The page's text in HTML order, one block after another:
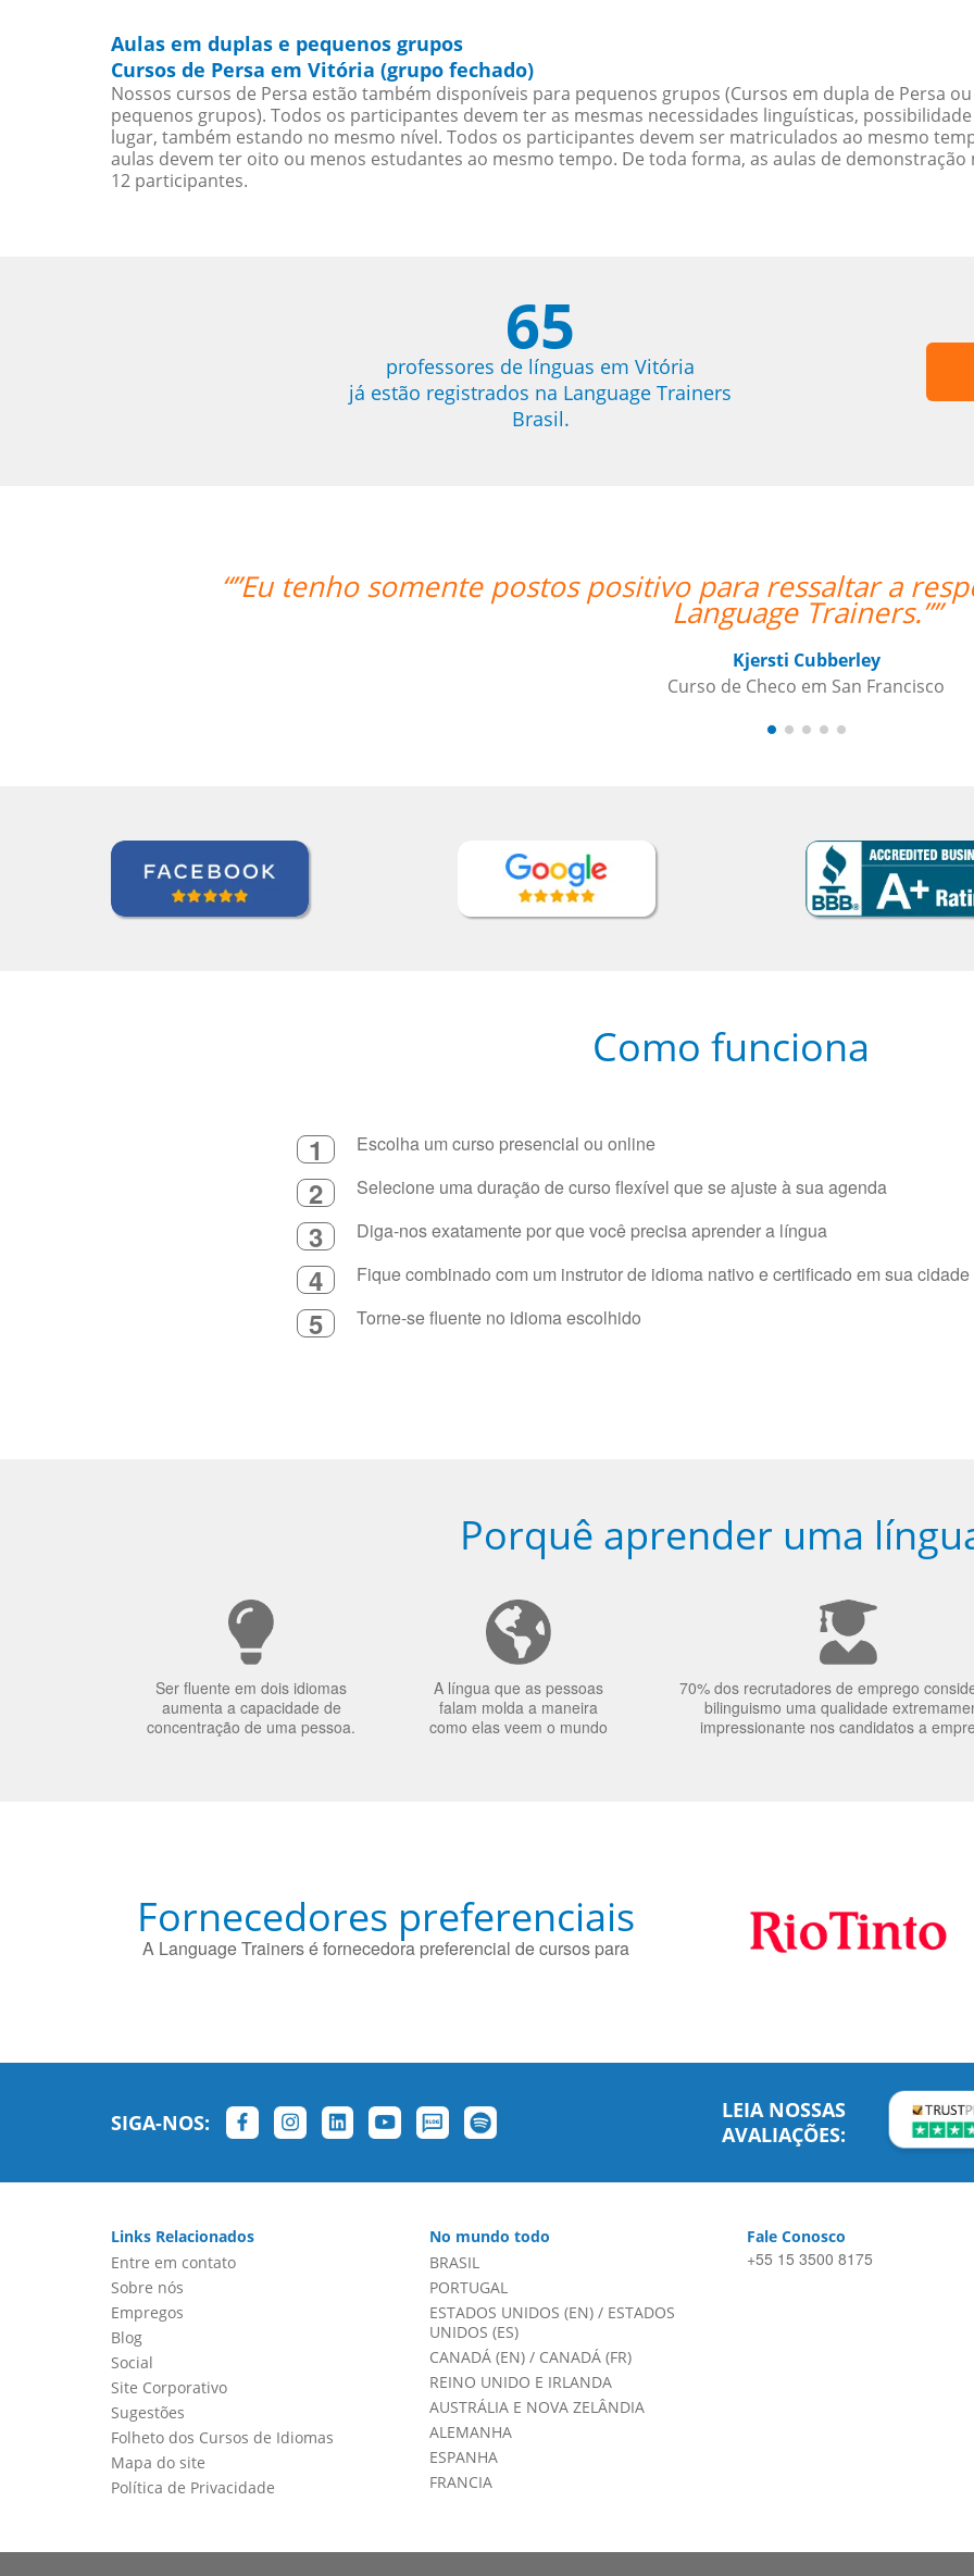
Aulas em duplas e pequenos grupos
Cursos de Persa em Vitória (grupo fechado)
Nossos cursos de Persa estão também disponíveis para pequenos grupos (Cursos em dupla de Persa
pequenos grupos). Todos os participantes devem ter as mesmas necessidades linguísticas,
lugar, também estando no mesmo nível. Todos os participantes devem ser matriculados ao mesmo
aulas devem ter oito ou menos estudantes ao mesmo tempo. De toda forma, as aulas de
12 participantes.
65
professores de línguas em Vitória
já estão registrados na Language Trainers
Brasil.
postos positivo para ressaltar a respeito do meu professor Peter e a
Language Trainers.””
Como funciona
1 Escolha um curso presencial ou online
2 Selecione uma duração de curso flexível que se ajuste à sua agenda
3 Diga-nos exatamente por que você precisa aprender a língua
4 Fique combinado com um instrutor de idioma nativo e certificado em sua
5 Torne-se fluente no idioma escolhido
Porquê aprender uma
Ser fluente em dois idiomas
aumenta a capacidade de
concentração de uma pessoa.
A língua que as pessoas
falam molda a maneira
como elas veem o mundo
70% dos recrutadores de emprego
bilinguismo uma qualidade
impressionante nos candidatos a
Fornecedores preferenciais
A Language Trainers é fornecedora preferencial de cursos para
SIGA-NOS:
LEIA NOSSAS
AVALIAÇÕES:
Links Relacionados
Entre em contato
Sobre nós
Empregos
Blog
Social
Site Corporativo
Sugestões
Folheto dos Cursos de Idiomas
Mapa do site
Política de Privacidade
No mundo todo
BRASIL
PORTUGAL
ESTADOS UNIDOS (EN)/ ESTADOS
UNIDOS (ES)
CANADÁ (EN)/ CANADÁ (FR)
REINO UNIDO E IRLANDA
AUSTRÁLIA E NOVA ZELÂNDIA
ALEMANHA
ESPANHA
FRANCIA
Fale Conosco
+55 15 3500 8175